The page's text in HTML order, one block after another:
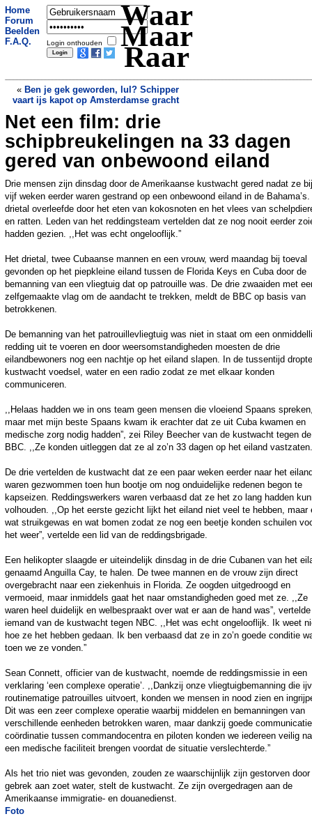
Home
Forum
Beelden
F.A.Q.
Login onthouden
Waar
Maar
Raar
« Ben je gek geworden, lul? Schipper
vaart ijs kapot op Amsterdamse gracht
Niels na 48 uur reistijd eindelijk op zijn
werk: Het was een avontuur
Net een film: drie
schipbreukelingen na 33 dagen
gered van onbewoond eiland
Drie mensen zijn dinsdag door de Amerikaanse kustwacht gered nadat ze
vijf weken eerder waren gestrand op een onbewoond eiland in de
drietal overleefde door het eten van kokosnoten en het vlees van
en ratten. Leden van het reddingsteam vertelden dat ze nog nooit eerder
hadden gezien. ,,Het was echt ongelooflijk.”
Het drietal, twee Cubaanse mannen en een vrouw, werd maandag bij toeval
gevonden op het piepkleine eiland tussen de Florida Keys en Cuba door de
bemanning van een vliegtuig dat op patrouille was. De drie zwaaiden met
zelfgemaakte vlag om de aandacht te trekken, meldt de BBC op basis van
betrokkenen.
De bemanning van het patrouillevliegtuig was niet in staat om een
redding uit te voeren en door weersomstandigheden moesten de drie
eilandbewoners nog een nachtje op het eiland slapen. In de tussentijd
kustwacht voedsel, water en een radio zodat ze met elkaar konden
communiceren.
,,Helaas hadden we in ons team geen mensen die vloeiend Spaans
maar met mijn beste Spaans kwam ik erachter dat ze uit Cuba kwamen en
medische zorg nodig hadden”, zei Riley Beecher van de kustwacht tegen de
BBC. ,,Ze konden uitleggen dat ze al zo’n 33 dagen op het eiland
De drie vertelden de kustwacht dat ze een paar weken eerder naar het
waren gezwommen toen hun bootje om nog onduidelijke redenen begon te
kapseizen. Reddingswerkers waren verbaasd dat ze het zo lang hadden
volhouden. ,,Op het eerste gezicht lijkt het eiland niet veel te hebben, maar
wat struikgewas en wat bomen zodat ze nog een beetje konden schuilen
het weer”, vertelde een lid van de reddingsbrigade.
Een helikopter slaagde er uiteindelijk dinsdag in de drie Cubanen van het
genaamd Anguilla Cay, te halen. De twee mannen en de vrouw zijn direct
overgebracht naar een ziekenhuis in Florida. Ze oogden uitgedroogd en
vermoeid, maar inmiddels gaat het naar omstandigheden goed met ze. ,,Ze
waren heel duidelijk en welbespraakt over wat er aan de hand was”, vertelde
iemand van de kustwacht tegen NBC. ,,Het was echt ongelooflijk. Ik weet
hoe ze het hebben gedaan. Ik ben verbaasd dat ze in zo’n goede conditie
toen we ze vonden.”
Sean Connett, officier van de kustwacht, noemde de reddingsmissie in een
verklaring ‘een complexe operatie’. ,,Dankzij onze vliegtuigbemanning die
routinematige patrouilles uitvoert, konden we mensen in nood zien en
Dit was een zeer complexe operatie waarbij middelen en bemanningen van
verschillende eenheden betrokken waren, maar dankzij goede
coördinatie tussen commandocentra en piloten konden we iedereen veilig
een medische faciliteit brengen voordat de situatie verslechterde.”
Als het trio niet was gevonden, zouden ze waarschijnlijk zijn gestorven door
gebrek aan zoet water, stelt de kustwacht. Ze zijn overgedragen aan de
Amerikaanse immigratie- en douanedienst.
Foto